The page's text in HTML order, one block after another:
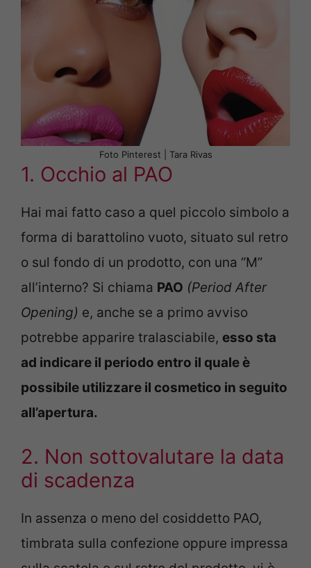
Foto Pinterest | Tara Rivas
1. Occhio al PAO
Hai mai fatto caso a quel piccolo simbolo a
forma di barattolino vuoto, situato sul retro
o sul fondo di un prodotto, con una “M”
all’interno? Si chiama PAO (Period After
Opening) e, anche se a primo avviso
potrebbe apparire tralasciabile, esso sta
ad indicare il periodo entro il quale è
possibile utilizzare il cosmetico in seguito
all’apertura.
2. Non sottovalutare la data
di scadenza
In assenza o meno del cosiddetto PAO,
timbrata sulla confezione oppure impressa